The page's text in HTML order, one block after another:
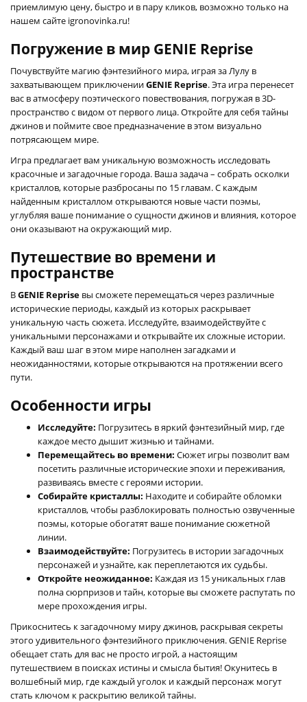
приемлимую цену, быстро и в пару кликов, возможно только на
нашем сайте igronovinka.ru!
Погружение в мир GENIE Reprise
Почувствуйте магию фэнтезийного мира, играя за Лулу в
захватывающем приключенииGENIE Reprise. Эта игра перенесет
вас в атмосферу поэтического повествования, погружая в 3D-
пространство с видом от первого лица. Откройте для себя тайны
джинов и поймите свое предназначение в этом визуально
потрясающем мире.
Игра предлагает вам уникальную возможность исследовать
красочные и загадочные города. Ваша задача – собрать осколки
кристаллов, которые разбросаны по 15 главам. С каждым
найденным кристаллом открываются новые части поэмы,
углубляя ваше понимание о сущности джинов и влияния, которое
они оказывают на окружающий мир.
Путешествие во времени и
пространстве
ВGENIE Reprise вы сможете перемещаться через различные
исторические периоды, каждый из которых раскрывает
уникальную часть сюжета. Исследуйте, взаимодействуйте с
уникальными персонажами и открывайте их сложные истории.
Каждый ваш шаг в этом мире наполнен загадками и
неожиданностями, которые открываются на протяжении всего
пути.
Особенности игры
Исследуйте: Погрузитесь в яркий фэнтезийный мир, где
каждое место дышит жизнью и тайнами.
Перемещайтесь во времени: Сюжет игры позволит вам
посетить различные исторические эпохи и переживания,
развиваясь вместе с героями истории.
Собирайте кристаллы: Находите и собирайте обломки
кристаллов, чтобы разблокировать полностью озвученные
поэмы, которые обогатят ваше понимание сюжетной
линии.
Взаимодействуйте: Погрузитесь в истории загадочных
персонажей и узнайте, как переплетаются их судьбы.
Откройте неожиданное: Каждая из 15 уникальных глав
полна сюрпризов и тайн, которые вы сможете распутать по
мере прохождения игры.
Прикоснитесь к загадочному миру джинов, раскрывая секреты
этого удивительного фэнтезийного приключения. GENIE Reprise
обещает стать для вас не просто игрой, а настоящим
путешествием в поисках истины и смысла бытия! Окунитесь в
волшебный мир, где каждый уголок и каждый персонаж могут
стать ключом к раскрытию великой тайны.